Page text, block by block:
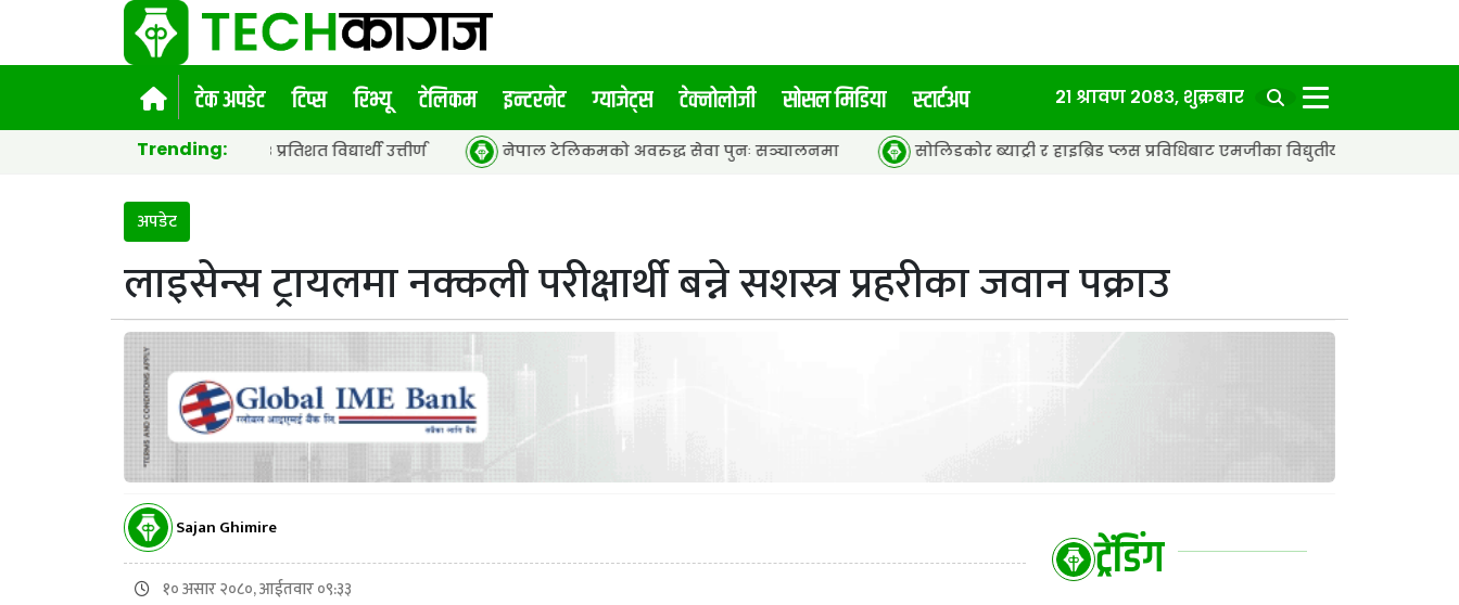
टेक अपडेट टिप्स रिभ्यू टेलिकम इन्टरनेट ग्याजेट्स टेक्नोलोजी सोसल मिडिया स्टार्टअप २१ श्रावण २०८३, शुक्रबार
Trending:
सार्वजनिक, ६५.९८ प्रतिशत विद्यार्थी उत्तीर्ण नेपाल टेलिकमको अवरुद्ध सेवा पुनः सञ्चालनमा सोलिडकोर ब्याट्री र हाइब्रिड प्लस प्रविधिबाट एमजीका विद्युतीय कार अझ छिटा र स्मार्ट बन्दै
अपडेट
लाइसेन्स ट्रायलमा नक्कली परीक्षार्थी बन्ने सशस्त्र प्रहरीका जवान पक्राउ
Sajan Ghimire
१० असार २०८०, आईतवार ०९:३३ ट्रेंडिंग